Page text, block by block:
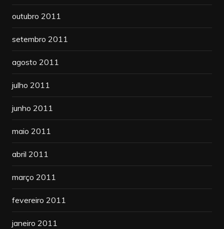
outubro 2011
setembro 2011
agosto 2011
julho 2011
junho 2011
maio 2011
abril 2011
março 2011
fevereiro 2011
janeiro 2011